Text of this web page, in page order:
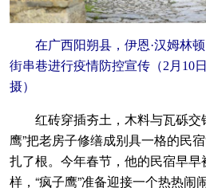
在广西阳朔县，伊恩·汉姆林顿
街串巷进行疫情防控宣传（2月10
摄）
红砖穿插夯土，木料与瓦砾交
鹰”把老房子修缮成别具一格的民
扎了根。今年春节，他的民宿早
样，“疯子鹰”准备迎接一个热热闹